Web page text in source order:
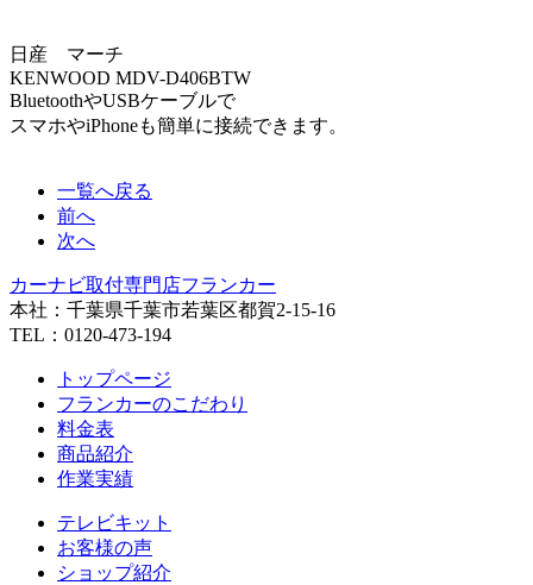
日産 マーチ
KENWOOD MDV-D406BTW
BluetoothやUSBケーブルで
スマホやiPhoneも簡単に接続できます。
一覧へ戻る
前へ
次へ
カーナビ取付専⾨店フランカー
本社：千葉県千葉市若葉区都賀2-15-16
TEL：0120-473-194
トップページ
フランカーのこだわり
料金表
商品紹介
作業実績
テレビキット
お客様の声
ショップ紹介